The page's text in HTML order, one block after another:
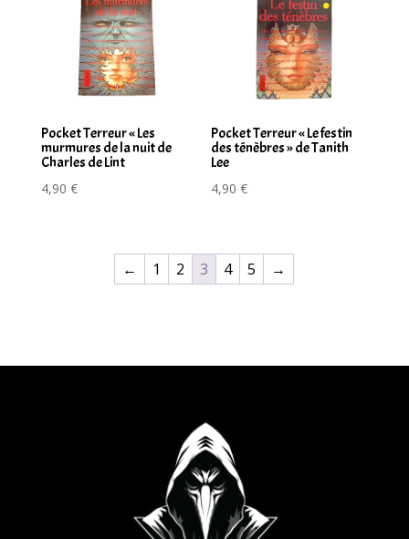
Pocket Terreur « Les
murmures de la nuit de
Charles de Lint
4,90 €
Pocket Terreur « Le festin
des ténèbres » de Tanith
Lee
4,90€
← 1 2 3 4 5 →